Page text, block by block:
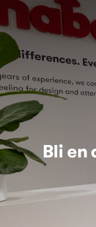
Bli en